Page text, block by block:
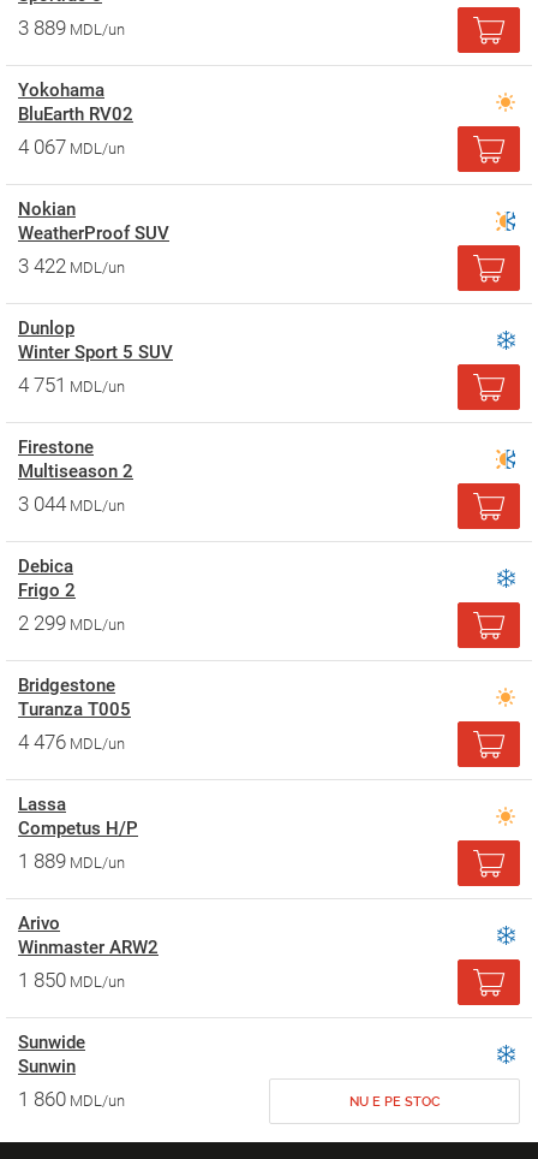
3 889 MDL/un
Yokohama
BluEarth RV02
4 067 MDL/un
Nokian
WeatherProof SUV
3 422 MDL/un
Dunlop
Winter Sport 5 SUV
4 751 MDL/un
Firestone
Multiseason 2
3 044 MDL/un
Debica
Frigo 2
2 299 MDL/un
Bridgestone
Turanza T005
4 476 MDL/un
Lassa
Competus H/P
1 889 MDL/un
Arivo
Winmaster ARW2
1 850 MDL/un
Sunwide
Sunwin
1 860 MDL/un NU E PE STOC